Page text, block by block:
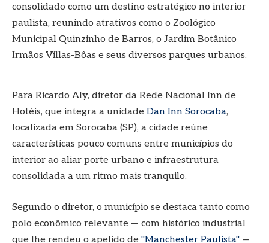
consolidado como um destino estratégico no interior
paulista, reunindo atrativos como o Zoológico
Municipal Quinzinho de Barros, o Jardim Botânico
Irmãos Villas-Bôas e seus diversos parques urbanos.
Para Ricardo Aly, diretor da Rede Nacional Inn de
Hotéis, que integra a unidade Dan Inn Sorocaba,
localizada em Sorocaba (SP), a cidade reúne
características pouco comuns entre municípios do
interior ao aliar porte urbano e infraestrutura
consolidada a um ritmo mais tranquilo.
Segundo o diretor, o município se destaca tanto como
polo econômico relevante — com histórico industrial
que lhe rendeu o apelido de "Manchester Paulista" —